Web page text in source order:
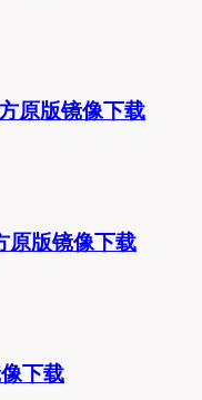
原版镜像下载
原版镜像下载
下载